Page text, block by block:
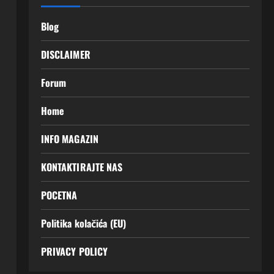
Blog
DISCLAIMER
Forum
Home
INFO MAGAZIN
KONTAKTIRAJTE NAS
POCETNA
Politika kolačića (EU)
PRIVACY POLICY